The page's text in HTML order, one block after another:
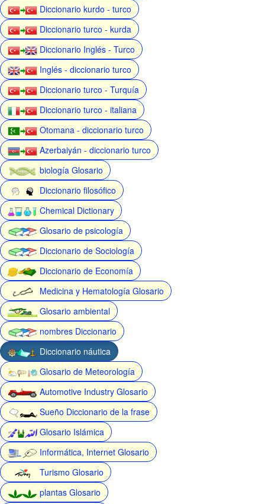
Diccionario kurdo - turco
Diccionario turco - kurda
Diccionario Inglés - Turco
Inglés - diccionario turco
Diccionario turco - Turquía
Diccionario turco - italiana
Otomana - diccionario turco
Azerbaiyán - diccionario turco
biología Glosario
Diccionario filosófico
Chemical Dictionary
Glosario de psicología
Diccionario de Sociología
Diccionario de Economía
Medicina y Hematología Glosario
Glosario ambiental
nombres Diccionario
Diccionario náutica
Glosario de Meteorología
Automotive Industry Glosario
Sueño Diccionario de la frase
Glosario Islámica
Informática, Internet Glosario
Turismo Glosario
plantas Glosario